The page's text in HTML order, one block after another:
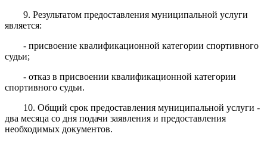
9. Результатом предоставления муниципальной услуги
является:
- присвоение квалификационной категории спортивного
судьи;
- отказ в присвоении квалификационной категории
спортивного судьи.
10. Общий срок предоставления муниципальной услуги -
два месяца со дня подачи заявления и предоставления
необходимых документов.